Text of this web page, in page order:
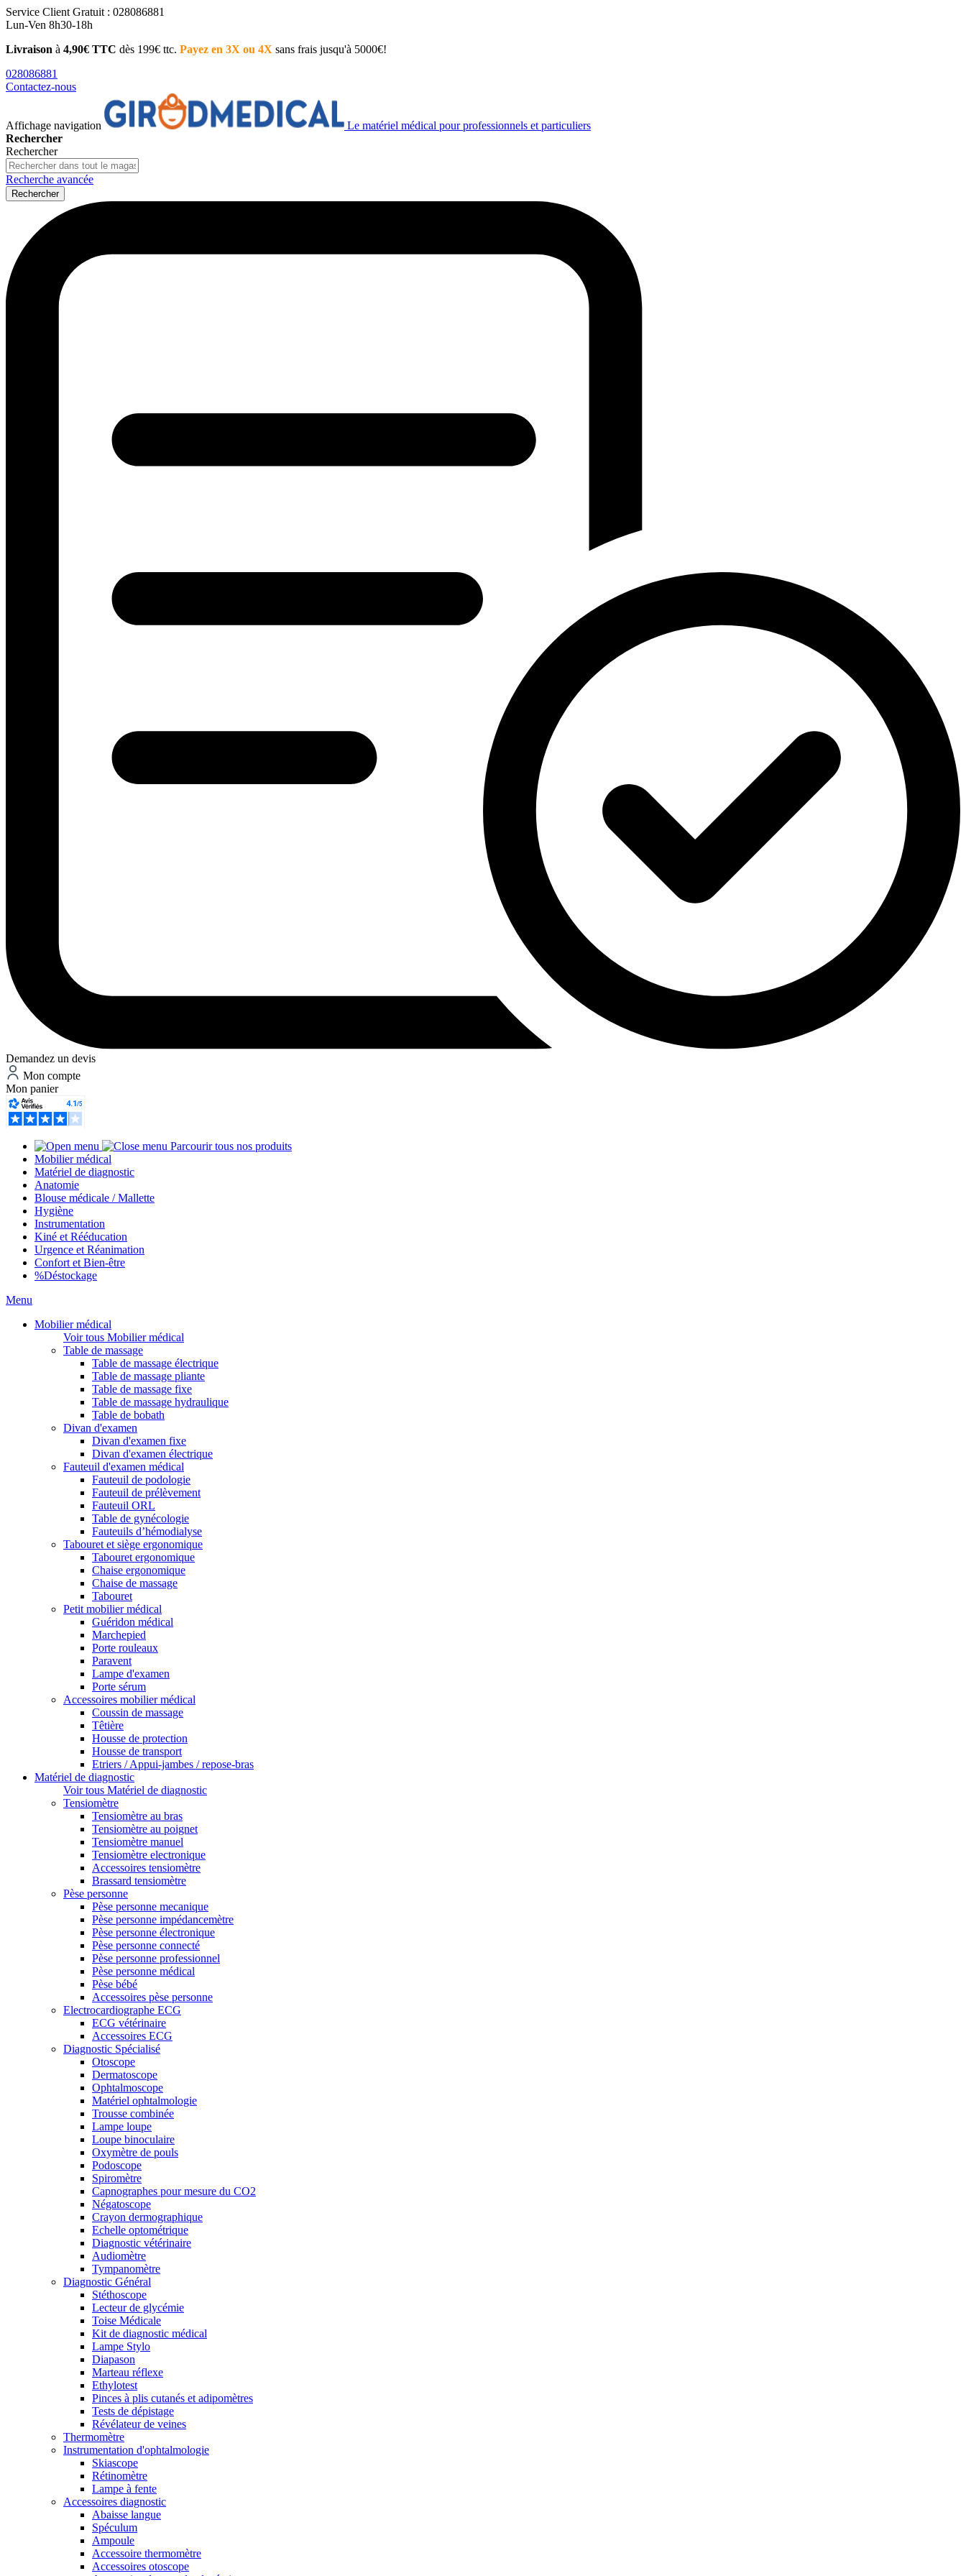
Service Client Gratuit : 028086881
Lun-Ven 8h30-18h
Livraison à 4,90€ TTC dès 199€ ttc. Payez en 3X ou 4X sans frais jusqu'à 5000€!
028086881
Contactez-nous
Affichage navigation
Le matériel médical pour professionnels et particuliers
Rechercher
Rechercher
Recherche avancée
Rechercher
Demandez un devis
Mon compte
Mon panier
Parcourir tous nos produits
Mobilier médical
Matériel de diagnostic
Anatomie
Blouse médicale / Mallette
Hygiène
Instrumentation
Kiné et Rééducation
Urgence et Réanimation
Confort et Bien-être
%Déstockage
Menu
Mobilier médical
Voir tous Mobilier médical
Table de massage
Table de massage électrique
Table de massage pliante
Table de massage fixe
Table de massage hydraulique
Table de bobath
Divan d'examen
Divan d'examen fixe
Divan d'examen électrique
Fauteuil d'examen médical
Fauteuil de podologie
Fauteuil de prélèvement
Fauteuil ORL
Table de gynécologie
Fauteuils d’hémodialyse
Tabouret et siège ergonomique
Tabouret ergonomique
Chaise ergonomique
Chaise de massage
Tabouret
Petit mobilier médical
Guéridon médical
Marchepied
Porte rouleaux
Paravent
Lampe d'examen
Porte sérum
Accessoires mobilier médical
Coussin de massage
Têtière
Housse de protection
Housse de transport
Etriers / Appui-jambes / repose-bras
Matériel de diagnostic
Voir tous Matériel de diagnostic
Tensiomètre
Tensiomètre au bras
Tensiomètre au poignet
Tensiomètre manuel
Tensiomètre electronique
Accessoires tensiomètre
Brassard tensiomètre
Pèse personne
Pèse personne mecanique
Pèse personne impédancemètre
Pèse personne électronique
Pèse personne connecté
Pèse personne professionnel
Pèse personne médical
Pèse bébé
Accessoires pèse personne
Electrocardiographe ECG
ECG vétérinaire
Accessoires ECG
Diagnostic Spécialisé
Otoscope
Dermatoscope
Ophtalmoscope
Matériel ophtalmologie
Trousse combinée
Lampe loupe
Loupe binoculaire
Oxymètre de pouls
Podoscope
Spiromètre
Capnographes pour mesure du CO2
Négatoscope
Crayon dermographique
Echelle optométrique
Diagnostic vétérinaire
Audiomètre
Tympanomètre
Diagnostic Général
Stéthoscope
Lecteur de glycémie
Toise Médicale
Kit de diagnostic médical
Lampe Stylo
Diapason
Marteau réflexe
Ethylotest
Pinces à plis cutanés et adipomètres
Tests de dépistage
Révélateur de veines
Thermomètre
Instrumentation d'ophtalmologie
Skiascope
Rétinomètre
Lampe à fente
Accessoires diagnostic
Abaisse langue
Spéculum
Ampoule
Accessoire thermomètre
Accessoires otoscope